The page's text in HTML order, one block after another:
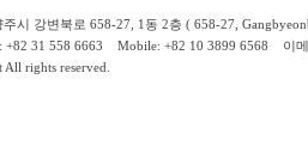
강변북로 658-27, 1동 2층 ( 658-27,
31 558 6663 Mobile: +82 10 3899 6568 이메
rights reserved.